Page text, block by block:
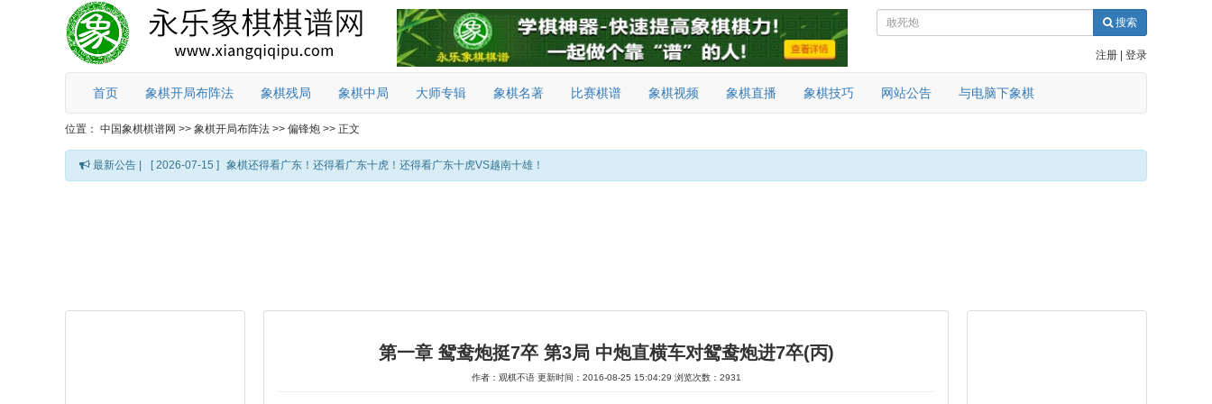
搜索
注册 登录
首页 象棋开局布阵法 象棋残局 象棋中局 大师专辑 象棋名著 比赛棋谱 象棋视频 象棋直播 象棋技巧 网站公告 与电脑下象棋
位置： 中国象棋棋谱网 >> 象棋开局布阵法 >> 偏锋炮 >> 正文
最新公告 | [ 2026-07-15 ] 象棋还得看广东！还得看广东十虎！还得看广东十虎VS越南十雄！
第一章 鸳鸯炮挺7卒 第3局 中炮直横车对鸳鸯炮进7卒(丙)
作者：观棋不语 更新时间：2016-08-25 15:04:29 浏览次数：2931